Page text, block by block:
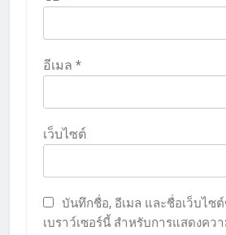
อีเมล *
เว็บไซต์
บันทึกชื่อ, อีเมล และชื่อเว็บไซ
เบราว์เซอร์นี้ สำหรับการแสดงคว